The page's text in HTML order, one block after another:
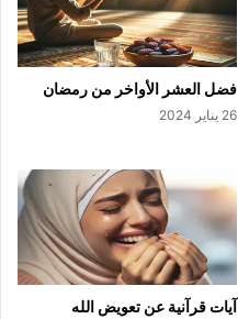
فضل العشر الأواخر من رمضان
26 يناير 2024
آيات قرآنية عن تعويض الله